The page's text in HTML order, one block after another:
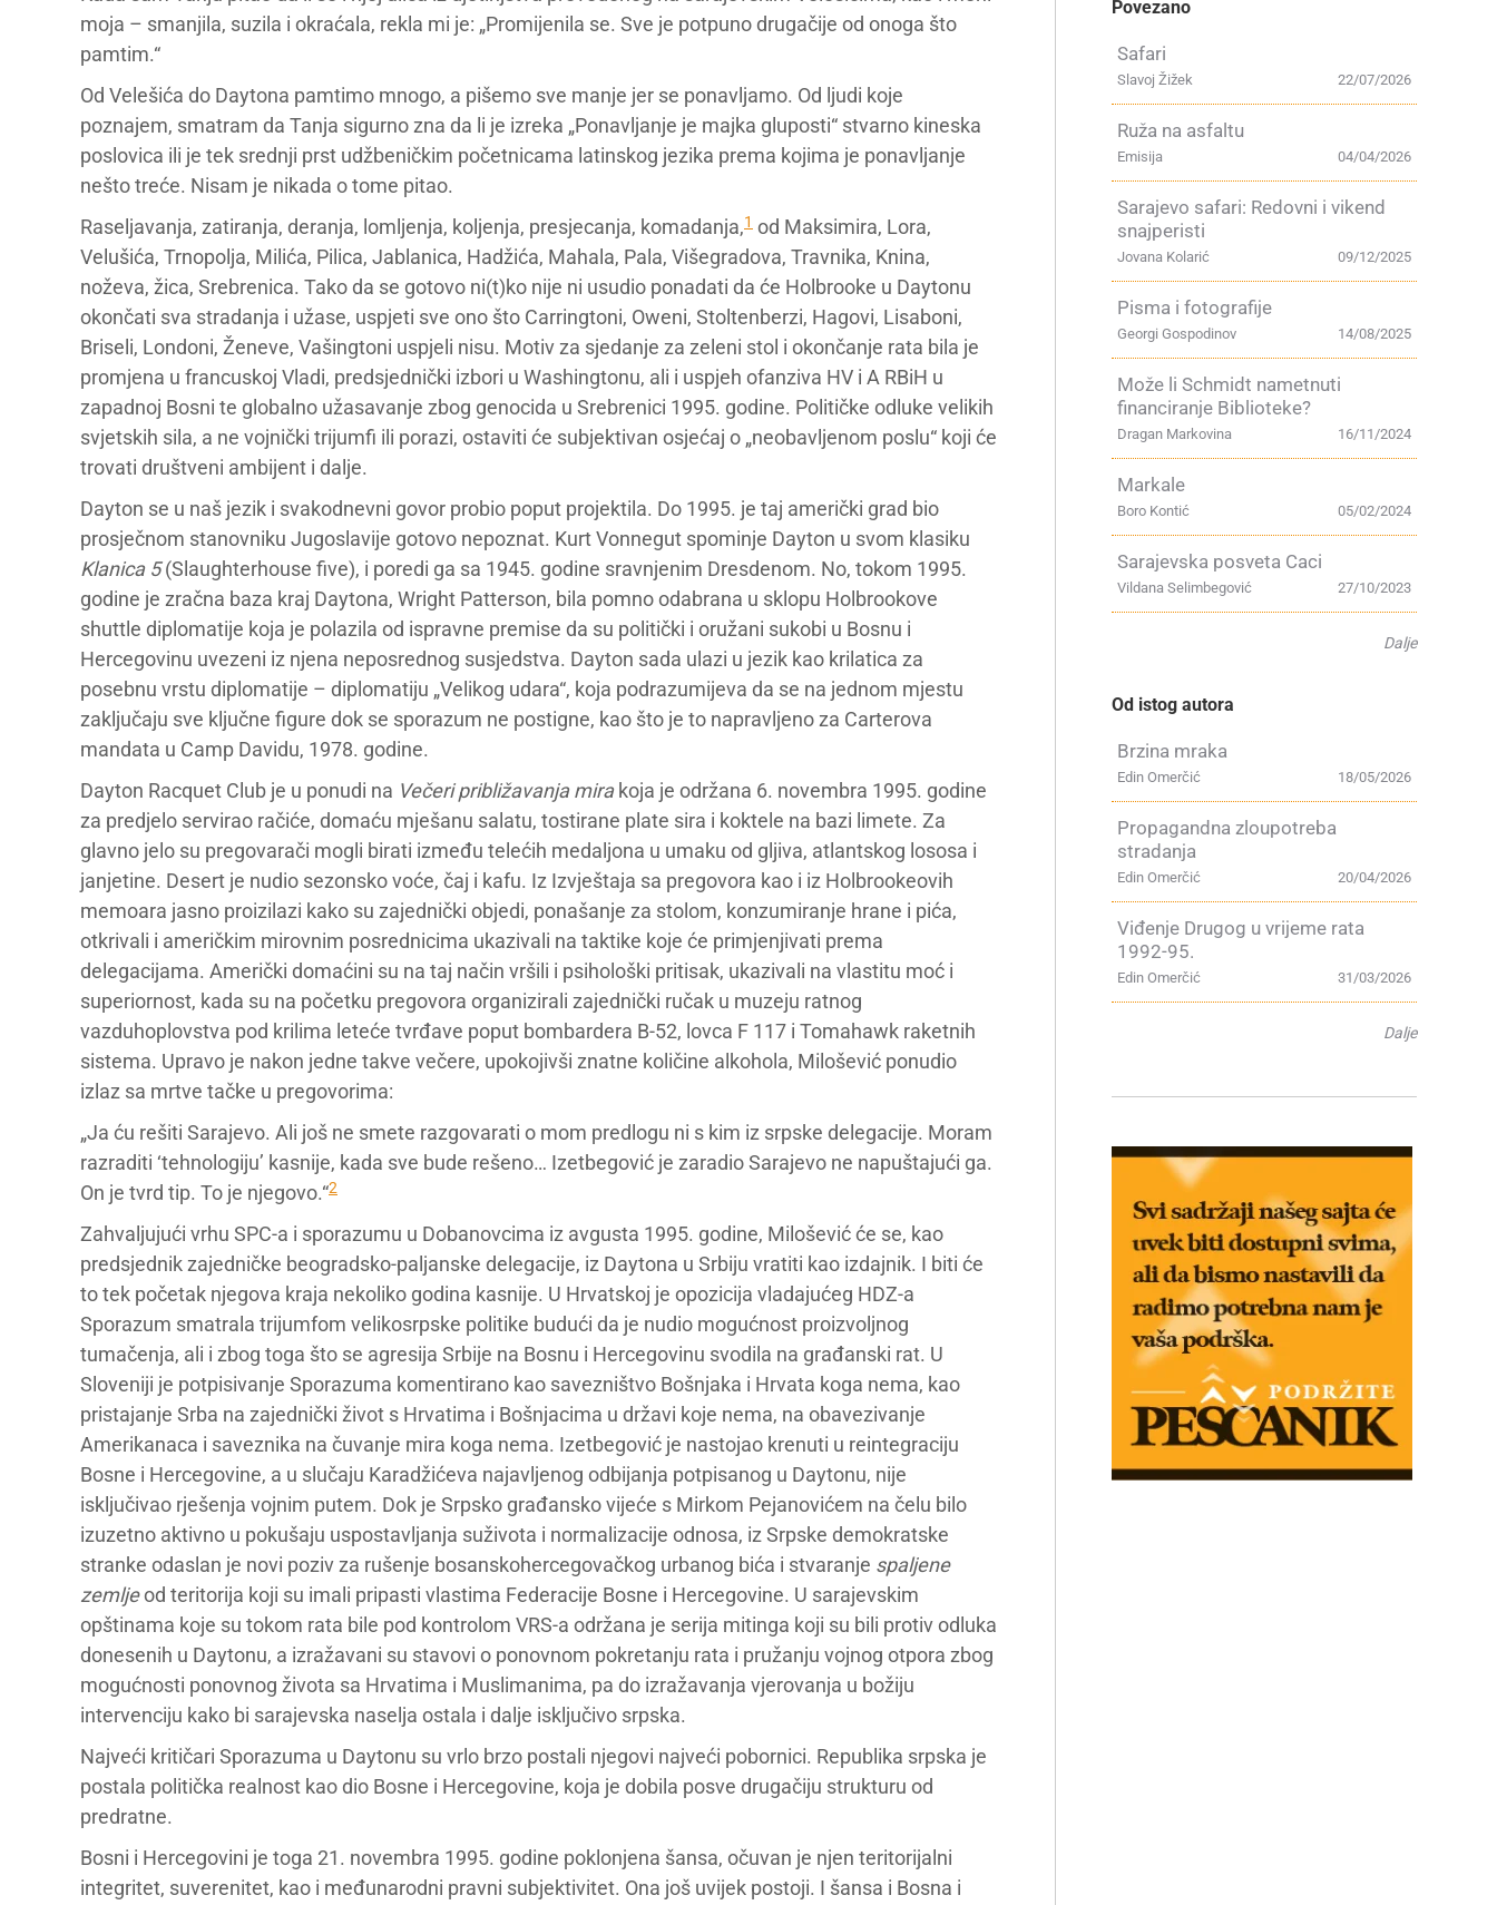
moja – smanjila, suzila i okraćala, rekla mi je: „Promijenila se. Sve je potpuno drugačije od onoga što
pamtim.“
Od Velešića do Daytona pamtimo mnogo, a pišemo sve manje jer se ponavljamo. Od ljudi koje
poznajem, smatram da Tanja sigurno zna da li je izreka „Ponavljanje je majka gluposti“ stvarno kineska
poslovica ili je tek srednji prst udžbeničkim početnicama latinskog jezika prema kojima je ponavljanje
nešto treće. Nisam je nikada o tome pitao.
Raseljavanja, zatiranja, deranja, lomljenja, koljenja, presjecanja, komadanja,1 od Maksimira, Lora,
Velušića, Trnopolja, Milića, Pilica, Jablanica, Hadžića, Mahala, Pala, Višegradova, Travnika, Knina,
noževa, žica, Srebrenica. Tako da se gotovo ni(t)ko nije ni usudio ponadati da će Holbrooke u Daytonu
okončati sva stradanja i užase, uspjeti sve ono što Carringtoni, Oweni, Stoltenberzi, Hagovi, Lisaboni,
Briseli, Londoni, Ženeve, Vašingtoni uspjeli nisu. Motiv za sjedanje za zeleni stol i okončanje rata bila je
promjena u francuskoj Vladi, predsjednički izbori u Washingtonu, ali i uspjeh ofanziva HV i A RBiH u
zapadnoj Bosni te globalno užasavanje zbog genocida u Srebrenici 1995. godine. Političke odluke velikih
svjetskih sila, a ne vojnički trijumfi ili porazi, ostaviti će subjektivan osjećaj o „neobavljenom poslu“ koji će
trovati društveni ambijent i dalje.
Dayton se u naš jezik i svakodnevni govor probio poput projektila. Do 1995. je taj američki grad bio
prosječnom stanovniku Jugoslavije gotovo nepoznat. Kurt Vonnegut spominje Dayton u svom klasiku
Klanica 5(Slaughterhouse five), i poredi ga sa 1945. godine sravnjenim Dresdenom. No, tokom 1995.
godine je zračna baza kraj Daytona, Wright Patterson, bila pomno odabrana u sklopu Holbrookove
shuttle diplomatije koja je polazila od ispravne premise da su politički i oružani sukobi u Bosnu i
Hercegovinu uvezeni iz njena neposrednog susjedstva. Dayton sada ulazi u jezik kao krilatica za
posebnu vrstu diplomatije – diplomatiju „Velikog udara“, koja podrazumijeva da se na jednom mjestu
zaključaju sve ključne figure dok se sporazum ne postigne, kao što je to napravljeno za Carterova
mandata u Camp Davidu, 1978. godine.
Dayton Racquet Club je u ponudi na Večeri približavanja mira koja je održana 6. novembra 1995. godine
za predjelo servirao račiće, domaću mješanu salatu, tostirane plate sira i koktele na bazi limete. Za
glavno jelo su pregovarači mogli birati između telećih medaljona u umaku od gljiva, atlantskog lososa i
janjetine. Desert je nudio sezonsko voće, čaj i kafu. Iz Izvještaja sa pregovora kao i iz Holbrookeovih
memoara jasno proizilazi kako su zajednički objedi, ponašanje za stolom, konzumiranje hrane i pića,
otkrivali i američkim mirovnim posrednicima ukazivali na taktike koje će primjenjivati prema
delegacijama. Američki domaćini su na taj način vršili i psihološki pritisak, ukazivali na vlastitu moć i
superiornost, kada su na početku pregovora organizirali zajednički ručak u muzeju ratnog
vazduhoplovstva pod krilima leteće tvrđave poput bombardera B-52, lovca F 117 i Tomahawk raketnih
sistema. Upravo je nakon jedne takve večere, upokojivši znatne količine alkohola, Milošević ponudio
izlaz sa mrtve tačke u pregovorima:
„Ja ću rešiti Sarajevo. Ali još ne smete razgovarati o mom predlogu ni s kim iz srpske delegacije. Moram
razraditi ‘tehnologiju’ kasnije, kada sve bude rešeno… Izetbegović je zaradio Sarajevo ne napuštajući ga.
On je tvrd tip. To je njegovo.“2
Zahvaljujući vrhu SPC-a i sporazumu u Dobanovcima iz avgusta 1995. godine, Milošević će se, kao
predsjednik zajedničke beogradsko-paljanske delegacije, iz Daytona u Srbiju vratiti kao izdajnik. I biti će
to tek početak njegova kraja nekoliko godina kasnije. U Hrvatskoj je opozicija vladajućeg HDZ-a
Sporazum smatrala trijumfom velikosrpske politike budući da je nudio mogućnost proizvoljnog
tumačenja, ali i zbog toga što se agresija Srbije na Bosnu i Hercegovinu svodila na građanski rat. U
Sloveniji je potpisivanje Sporazuma komentirano kao savezništvo Bošnjaka i Hrvata koga nema, kao
pristajanje Srba na zajednički život s Hrvatima i Bošnjacima u državi koje nema, na obavezivanje
Amerikanaca i saveznika na čuvanje mira koga nema. Izetbegović je nastojao krenuti u reintegraciju
Bosne i Hercegovine, a u slučaju Karadžićeva najavljenog odbijanja potpisanog u Daytonu, nije
isključivao rješenja vojnim putem. Dok je Srpsko građansko vijeće s Mirkom Pejanovićem na čelu bilo
izuzetno aktivno u pokušaju uspostavljanja suživota i normalizacije odnosa, iz Srpske demokratske
stranke odaslan je novi poziv za rušenje bosanskohercegovačkog urbanog bića i stvaranje spaljene
zemljeod teritorija koji su imali pripasti vlastima Federacije Bosne i Hercegovine. U sarajevskim
opštinama koje su tokom rata bile pod kontrolom VRS-a održana je serija mitinga koji su bili protiv odluka
donesenih u Daytonu, a izražavani su stavovi o ponovnom pokretanju rata i pružanju vojnog otpora zbog
mogućnosti ponovnog života sa Hrvatima i Muslimanima, pa do izražavanja vjerovanja u božiju
intervenciju kako bi sarajevska naselja ostala i dalje isključivo srpska.
Najveći kritičari Sporazuma u Daytonu su vrlo brzo postali njegovi najveći pobornici. Republika srpska je
postala politička realnost kao dio Bosne i Hercegovine, koja je dobila posve drugačiju strukturu od
predratne.
Bosni i Hercegovini je toga 21. novembra 1995. godine poklonjena šansa, očuvan je njen teritorijalni
integritet, suverenitet, kao i međunarodni pravni subjektivitet. Ona još uvijek postoji. I šansa i Bosna i
Povezano
Safari
22/07/2026
Slavoj Žižek
Ruža na asfaltu
04/04/2026
Emisija
Sarajevo safari: Redovni i vikend
snajperisti
09/12/2025
Jovana Kolarić
Pisma i fotografije
14/08/2025
Georgi Gospodinov
Može li Schmidt nametnuti
financiranje Biblioteke?
16/11/2024
Dragan Markovina
Markale
05/02/2024
Boro Kontić
Sarajevska posveta Caci
27/10/2023
Vildana Selimbegović
Dalje
Od istog autora
Brzina mraka
18/05/2026
Edin Omerčić
Propagandna zloupotreba
stradanja
20/04/2026
Edin Omerčić
Viđenje Drugog u vrijeme rata
1992-95.
31/03/2026
Edin Omerčić
Dalje